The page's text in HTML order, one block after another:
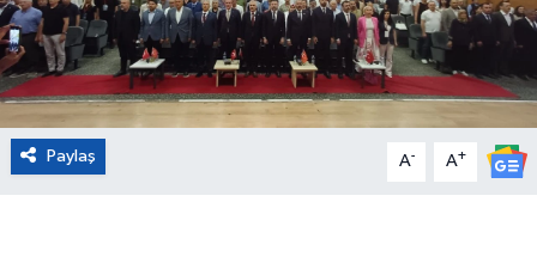
Paylaş A- A+
Turizm
Çevre
Kültür ve Sanat